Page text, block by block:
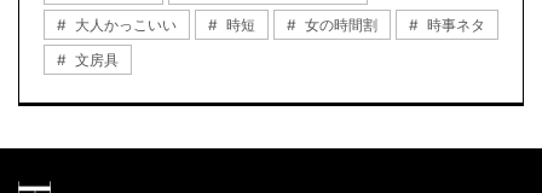
大人かっこいい
時短 女の時間割
時事ネタ
文房具